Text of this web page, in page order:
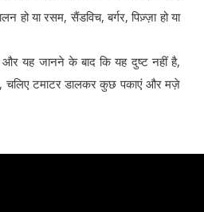
हो या रसम, सैंडविच, बर्गर, पिज़्ज़ा हो या
यह जानने के बाद कि यह दुष्ट नहीं है,
चलिए टमाटर डालकर कुछ पकाएं और मज़े